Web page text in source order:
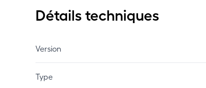
Détails techniques
Version
Type